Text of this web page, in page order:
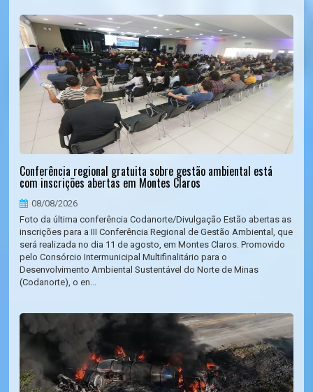
Conferência regional gratuita sobre gestão ambiental está
com inscrições abertas em Montes Claros
08/08/2026
Foto da última conferência Codanorte/Divulgação Estão abertas as
inscrições para a III Conferência Regional de Gestão Ambiental, que
será realizada no dia 11 de agosto, em Montes Claros. Promovido
pelo Consórcio Intermunicipal Multifinalitário para o
Desenvolvimento Ambiental Sustentável do Norte de Minas
(Codanorte), o en...